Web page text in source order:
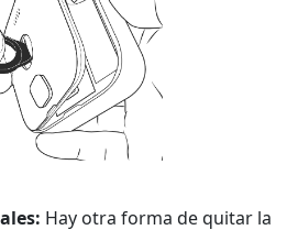
Hay otra forma de quitar la